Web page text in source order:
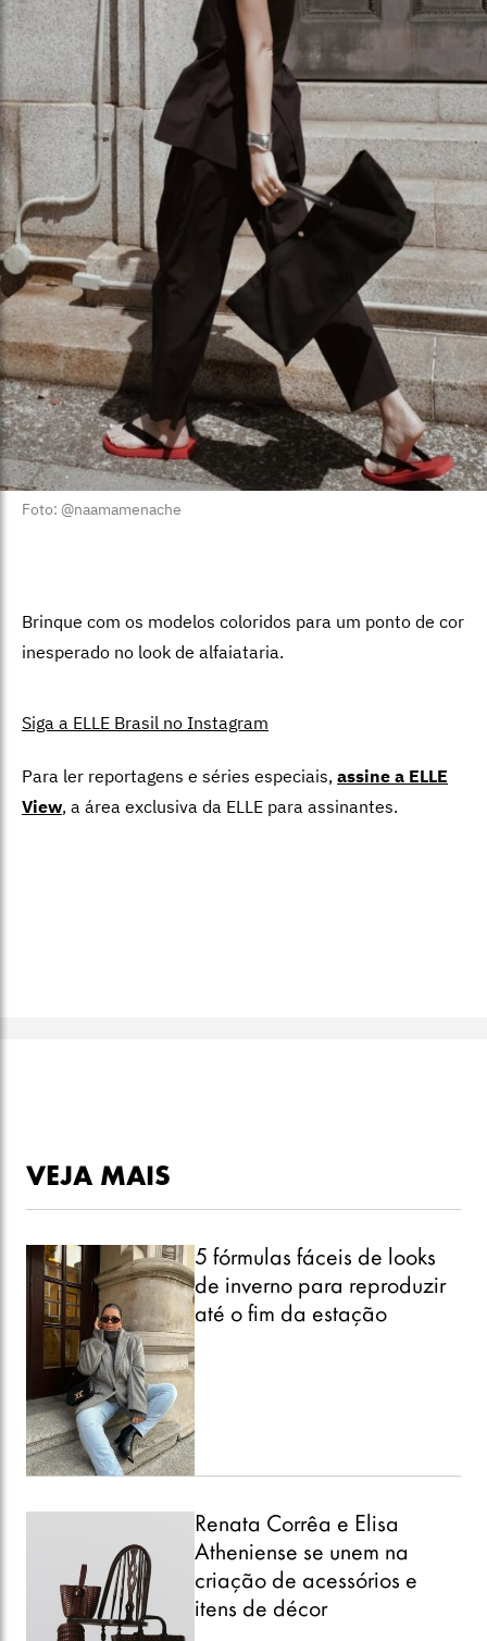
Foto: @naamamenache
Brinque com os modelos coloridos para um ponto de cor
inesperado no look de alfaiataria.
Siga a ELLE Brasil no Instagram
Para ler reportagens e séries especiais, assine a ELLE
View, a área exclusiva da ELLE para assinantes.
VEJA MAIS
5 fórmulas fáceis de looks
de inverno para reproduzir
até o fim da estação
Renata Corrêa e Elisa
Atheniense se unem na
criação de acessórios e
itens de décor